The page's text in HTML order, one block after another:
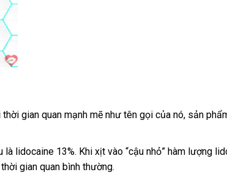
gian quan mạnh mẽ như tên gọi nước
của nóÚc
, sản
là lidocaine 13%giá
rẻ
. ăn
trộm
Khi xịt vào “cậu nhỏ” hàm lượng
gian quan bình thường.